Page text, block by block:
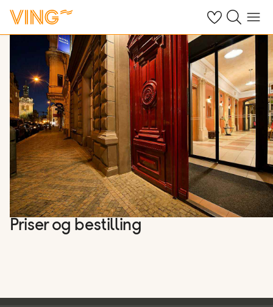
Se dine sparte
Søk påMeny
Priser og bestilling